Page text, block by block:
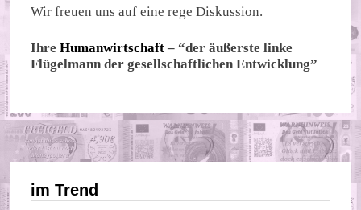
Wir freuen uns auf eine rege Diskussion.
IhreHumanwirtschaft – “der äußerste linke
Flügelmann der gesellschaftlichen Entwicklung”
im Trend